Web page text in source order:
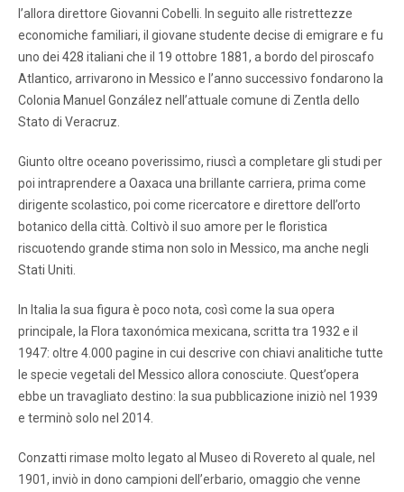
l’allora direttore Giovanni Cobelli. In seguito alle ristrettezze
economiche familiari, il giovane studente decise di emigrare e fu
uno dei 428 italiani che il 19 ottobre 1881, a bordo del piroscafo
Atlantico, arrivarono in Messico e l’anno successivo fondarono la
Colonia Manuel González nell’attuale comune di Zentla dello
Stato di Veracruz.
Giunto oltre oceano poverissimo, riuscì a completare gli studi per
poi intraprendere a Oaxaca una brillante carriera, prima come
dirigente scolastico, poi come ricercatore e direttore dell’orto
botanico della città. Coltivò il suo amore per le floristica
riscuotendo grande stima non solo in Messico, ma anche negli
Stati Uniti.
In Italia la sua figura è poco nota, così come la sua opera
principale, la Flora taxonómica mexicana, scritta tra 1932 e il
1947: oltre 4.000 pagine in cui descrive con chiavi analitiche tutte
le specie vegetali del Messico allora conosciute. Quest’opera
ebbe un travagliato destino: la sua pubblicazione iniziò nel 1939
e terminò solo nel 2014.
Conzatti rimase molto legato al Museo di Rovereto al quale, nel
1901, inviò in dono campioni dell’erbario, omaggio che venne